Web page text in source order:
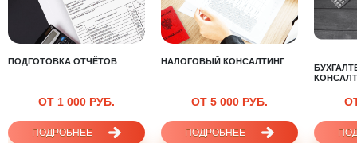
ПОДГОТОВКА ОТЧЁТОВ
ОТ 1 000 РУБ.
ПОДРОБНЕЕ
НАЛОГОВЫЙ КОНСАЛТИНГ
ОТ 5 000 РУБ.
ПОДРОБНЕЕ